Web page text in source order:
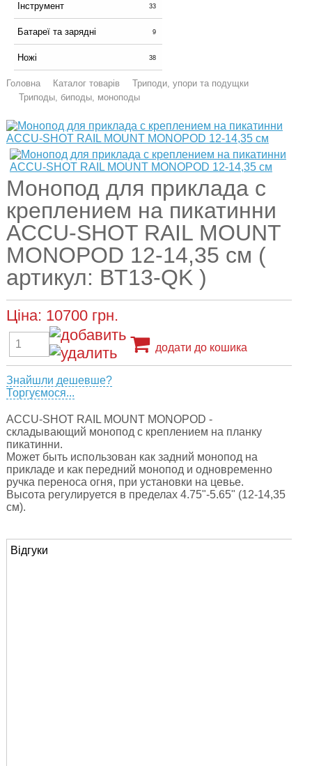
Інструмент 33
Батареї та зарядні 9
Ножі 38
Головна Каталог товарів
Триподи, упори та подущки
Триподы, биподы, моноподы
Монопод для приклада с
креплением на пикатинни
ACCU-SHOT RAIL MOUNT
MONOPOD 12-14,35 см (
артикул: BT13-QK )
Ціна: 10700 грн.
додати до кошика
Знайшли дешевше?
Торгуємося...
ACCU-SHOT RAIL MOUNT MONOPOD -
складывающий монопод с креплением на планку
пикатинни.
Может быть использован как задний монопод на
прикладе и как передний монопод и одновременно
ручка переноса огня, при установки на цевье.
Высота регулируется в пределах 4.75"-5.65" (12-14,35
см).
Відгуки